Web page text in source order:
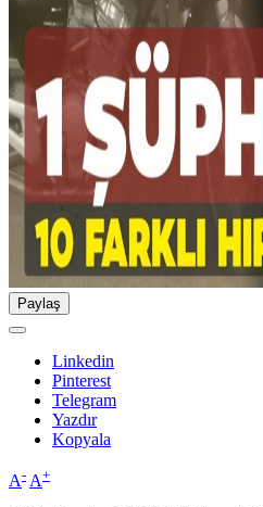
Paylaş
Linkedin
Pinterest
Telegram
Yazdır
Kopyala
A- A+